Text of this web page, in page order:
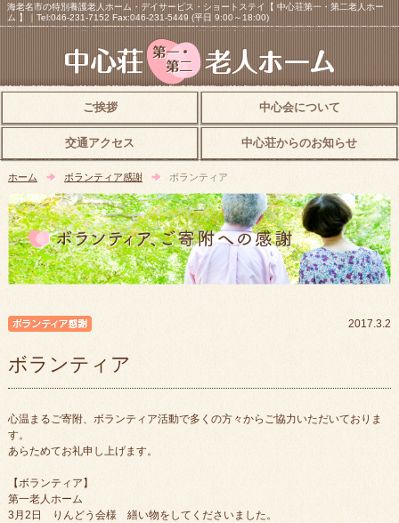
海老名市の特別養護老人ホーム・デイサービス・ショートステイ【 中心荘第一・第二老人ホー
ム 】｜Tel:046-231-7152 Fax:046-231-5449 (平日 9:00～18:00)
ご挨拶 中心会について
交通アクセス 中心荘からのお知らせ
ホーム ボランティア感謝 ボランティア
2017.3.2
ボランティア
心温まるご寄附、ボランティア活動で多くの方々からご協力いただいておりま
す。
あらためてお礼申し上げます。
【ボランティア】
第一老人ホーム
3月2日 りんどう会様 繕い物をしてくださいました。